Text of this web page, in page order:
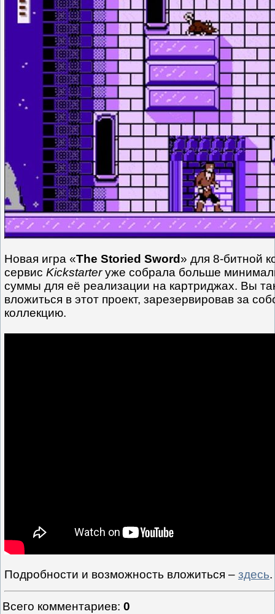
Новая игра «The Storied Sword» для 8-битной
сервис Kickstarterуже собрала больше
суммы для её реализации на картриджах. Вы
вложиться в этот проект, зарезервировав за
коллекцию.
Подробности и возможность вложиться – здесь.
Всего комментариев: 0